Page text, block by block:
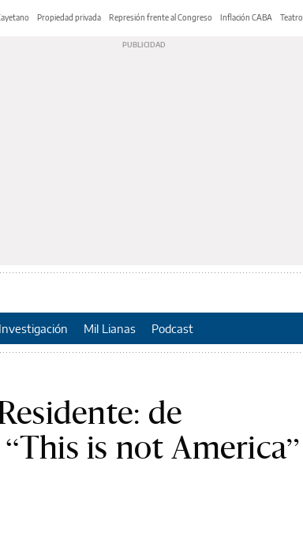
Propiedad privada Represión frente al Congreso Inflación CABA Teatro
Investigación Mil Lianas Podcast
de
is not America”